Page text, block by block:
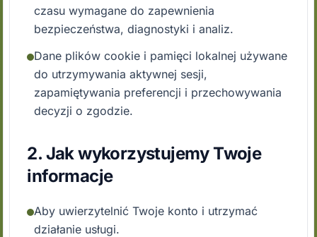
czasu wymagane do zapewnienia
bezpieczeństwa, diagnostyki i analiz.
Dane plików cookie i pamięci lokalnej używane
do utrzymywania aktywnej sesji,
zapamiętywania preferencji i przechowywania
decyzji o zgodzie.
2. Jak wykorzystujemy Twoje
informacje
Aby uwierzytelnić Twoje konto i utrzymać
działanie usługi.